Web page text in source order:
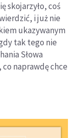
skojarzyło, coś
i już nie
ukazywanym
tak tego nie
Słowa
co naprawdę chce